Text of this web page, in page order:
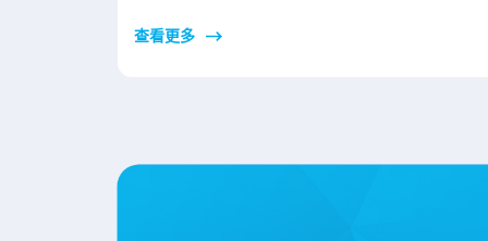
查看更多